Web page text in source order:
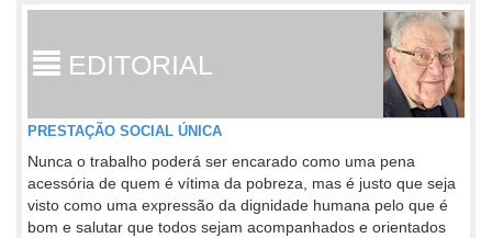
EDITORIAL
PRESTAÇÃO SOCIAL ÚNICA
Nunca o trabalho poderá ser encarado como uma pena
acessória de quem é vítima da pobreza, mas é justo que seja
visto como uma expressão da dignidade humana pelo que é
bom e salutar que todos sejam acompanhados e orientados